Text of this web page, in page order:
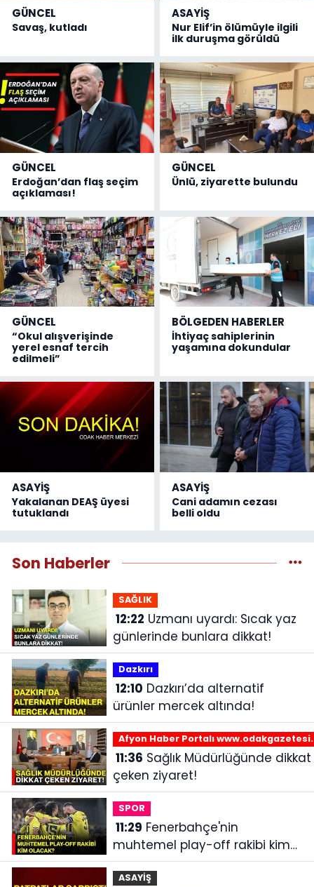
GÜNCEL
Savaş, kutladı
ASAYİŞ
Nur Elif’in ölümüyle ilgili
ilk duruşma görüldü
GÜNCEL
Erdoğan’dan flaş seçim
açıklaması!
GÜNCEL
Ünlü, ziyarette bulundu
GÜNCEL
“Okul alışverişinde
yerel esnaf tercih
edilmeli”
BÖLGEDEN HABERLER
İhtiyaç sahiplerinin
yaşamına dokundular
ASAYİŞ
Yakalanan DEAŞ üyesi
tutuklandı
ASAYİŞ
Cani adamın cezası
belli oldu
Son Haberler
SAĞLIK
12:22
günlerinde bunlara dikkat!
Dazkırı
12:10
ürünler mercek altında!
Afyon Haber Portalı
11:36
çeken ziyaret!
SPOR
11:29
muhtemel play-off rakibi kim
olacak?
ASAYİŞ